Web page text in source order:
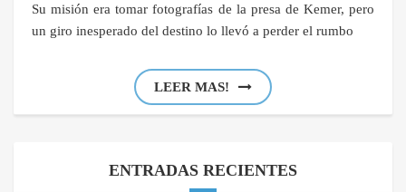
Su misión era tomar fotografías de la presa de Kemer, pero
un giro inesperado del destino lo llevó a perder el rumbo
LEER MAS!
ENTRADAS RECIENTES